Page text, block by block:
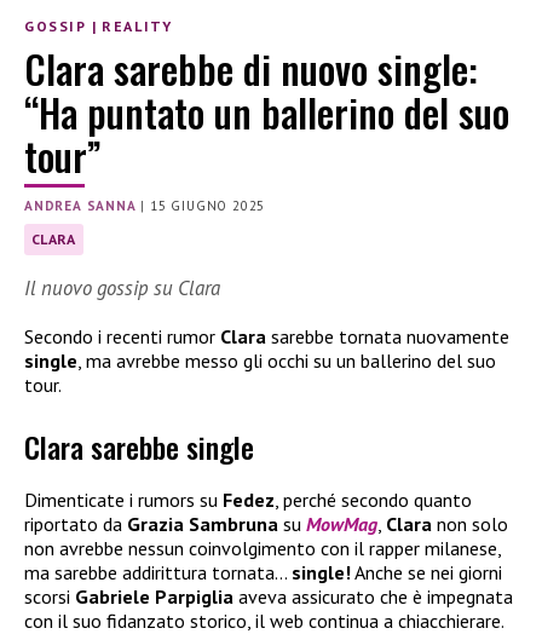
GOSSIP | REALITY
Clara sarebbe di nuovo single:
“Ha puntato un ballerino del suo
tour”
ANDREA SANNA | 15 GIUGNO 2025
CLARA
Il nuovo gossip su Clara
Secondo i recenti rumor Clara sarebbe tornata nuovamente
single, ma avrebbe messo gli occhi su un ballerino del suo
tour.
Clara sarebbe single
Dimenticate i rumors su Fedez , perché secondo quanto
riportato da Grazia Sambruna su MowMag Clara non solo
non avrebbe nessun coinvolgimento con il rapper milanese,
ma sarebbe addirittura tornata… single!Anche se nei giorni
scorsi Gabriele Parpiglia aveva assicurato che è impegnata
con il suo fidanzato storico, il web continua a chiacchierare.